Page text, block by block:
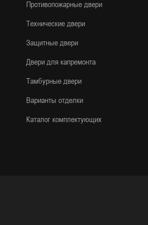
Противопожарные двери
Технические двери
Защитные двери
Двери для капремонта
Тамбурные двери
Варианты отделки
Каталог комплектующих